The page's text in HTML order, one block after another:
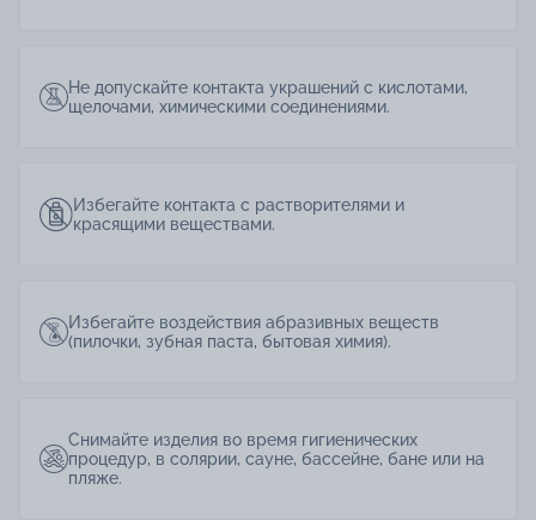
Не допускайте контакта украшений с кислотами,
щелочами, химическими соединениями.
Избегайте контакта с растворителями и
красящими веществами.
Избегайте воздействия абразивных веществ
(пилочки, зубная паста, бытовая химия).
Снимайте изделия во время гигиенических
процедур, в солярии, сауне, бассейне, бане или на
пляже.